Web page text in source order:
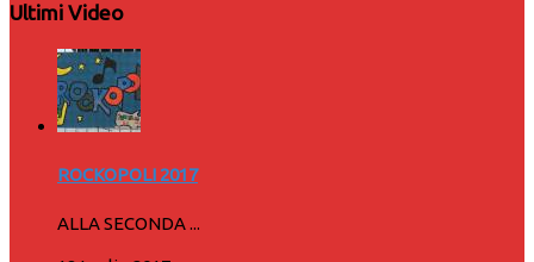
Ultimi Video
ROCKOPOLI 2017
ALLA SECONDA ...